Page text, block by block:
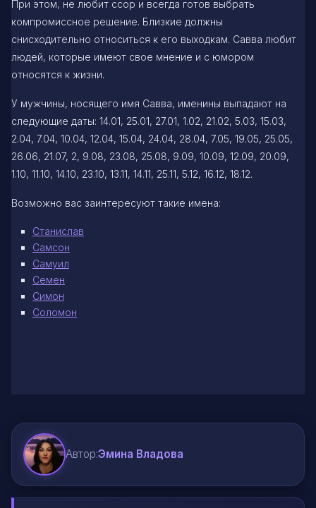
При этом, не любит ссор и всегда готов выбрать
компромиссное решение. Близкие должны
снисходительно относиться к его выходкам. Савва любит
людей, которые имеют свое мнение и с юмором
относятся к жизни.
У мужчины, носящего имя Савва, именины выпадают на
следующие даты: 14.01, 25.01, 27.01, 1.02, 21.02, 5.03, 15.03,
2.04, 7.04, 10.04, 12.04, 15.04, 24.04, 28.04, 7.05, 19.05, 25.05,
26.06, 21.07, 2, 9.08, 23.08, 25.08, 9.09, 10.09, 12.09, 20.09,
1.10, 11.10, 14.10, 23.10, 13.11, 14.11, 25.11, 5.12, 16.12, 18.12.
Возможно вас заинтересуют такие имена:
Станислав
Самсон
Самуил
Семен
Симон
Соломон
Автор:Эмина Владова